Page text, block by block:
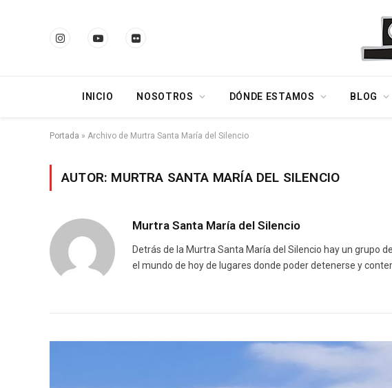
InstagramYouTubeFlickr
INICIO NOSOTROS DÓNDE ESTAMOS BLOG
Portada » Archivo de Murtra Santa María del Silencio
AUTOR: MURTRA SANTA MARÍA DEL SILENCIO
Murtra Santa María del Silencio
Detrás de la Murtra Santa María del Silencio hay un grupo
el mundo de hoy de lugares donde poder detenerse y